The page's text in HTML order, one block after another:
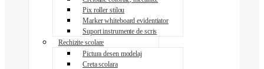
Pix roller stilou
Marker whiteboard evidentiator
Suport instrumente de scris
Rechizite scolare
Pictura desen modelaj
Creta scolara